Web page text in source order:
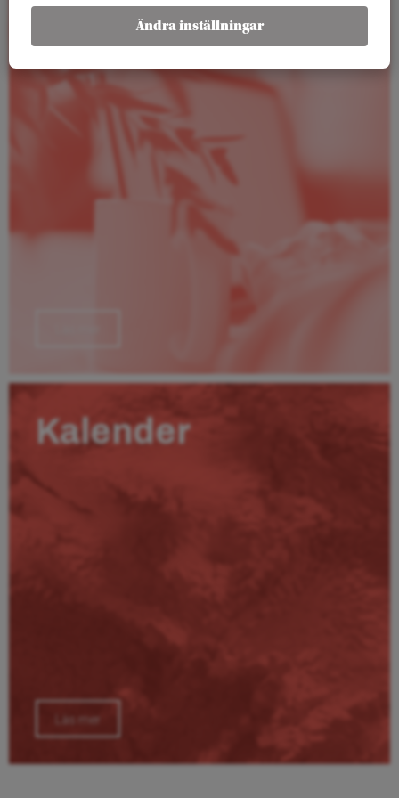
Rapporter
Kalender
Läs mer
Ändra inställningar